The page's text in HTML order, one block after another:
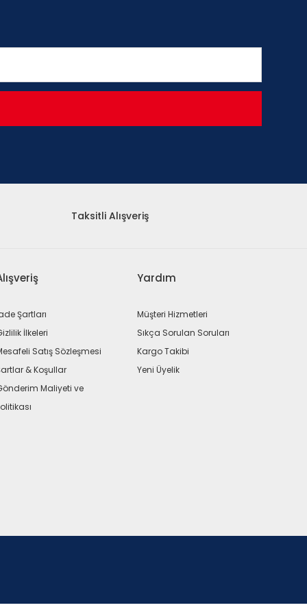
Taksitli Alışveriş
Şartları
İlkeleri
Satış Sözleşmesi
& Koşullar
Maliyeti ve
Yardım
Müşteri Hizmetleri
Sıkça Sorulan Soruları
Kargo Takibi
Yeni Üyelik